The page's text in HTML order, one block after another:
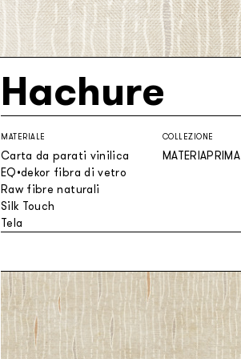
Hachure
MATERIALE
Carta da parati vinilica
EQ•dekor fibra di vetro
Raw fibre naturali
Silk Touch
Tela
COLLEZIONE
MATERIAPRIMA